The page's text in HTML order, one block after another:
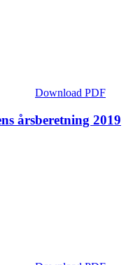
Download PDF
årsberetning 2019